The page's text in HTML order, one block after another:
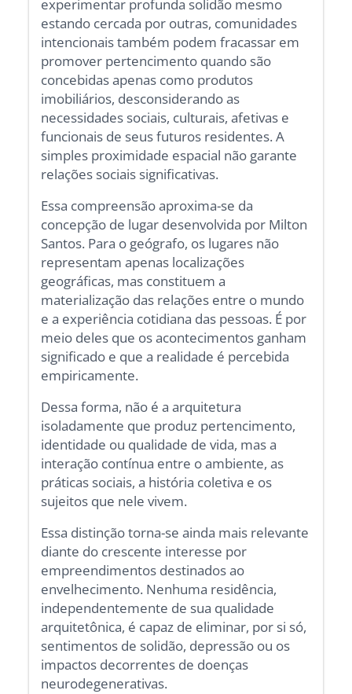
experimentar profunda solidão mesmo
estando cercada por outras, comunidades
intencionais também podem fracassar em
promover pertencimento quando são
concebidas apenas como produtos
imobiliários, desconsiderando as
necessidades sociais, culturais, afetivas e
funcionais de seus futuros residentes. A
simples proximidade espacial não garante
relações sociais significativas.
Essa compreensão aproxima-se da
concepção de lugar desenvolvida por Milton
Santos. Para o geógrafo, os lugares não
representam apenas localizações
geográficas, mas constituem a
materialização das relações entre o mundo
e a experiência cotidiana das pessoas. É por
meio deles que os acontecimentos ganham
significado e que a realidade é percebida
empiricamente.
Dessa forma, não é a arquitetura
isoladamente que produz pertencimento,
identidade ou qualidade de vida, mas a
interação contínua entre o ambiente, as
práticas sociais, a história coletiva e os
sujeitos que nele vivem.
Essa distinção torna-se ainda mais relevante
diante do crescente interesse por
empreendimentos destinados ao
envelhecimento. Nenhuma residência,
independentemente de sua qualidade
arquitetônica, é capaz de eliminar, por si só,
sentimentos de solidão, depressão ou os
impactos decorrentes de doenças
neurodegenerativas.